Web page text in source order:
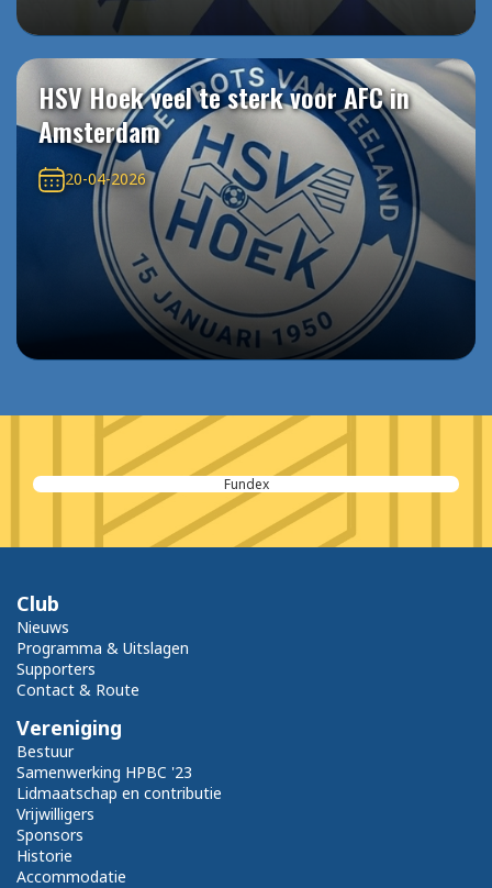
HSV Hoek veel te sterk voor AFC in
Amsterdam
20-04-2026
Restaurant de Zwaan
Club
Nieuws
Programma & Uitslagen
Supporters
Contact & Route
Vereniging
Bestuur
Samenwerking HPBC '23
Lidmaatschap en contributie
Vrijwilligers
Sponsors
Historie
Accommodatie